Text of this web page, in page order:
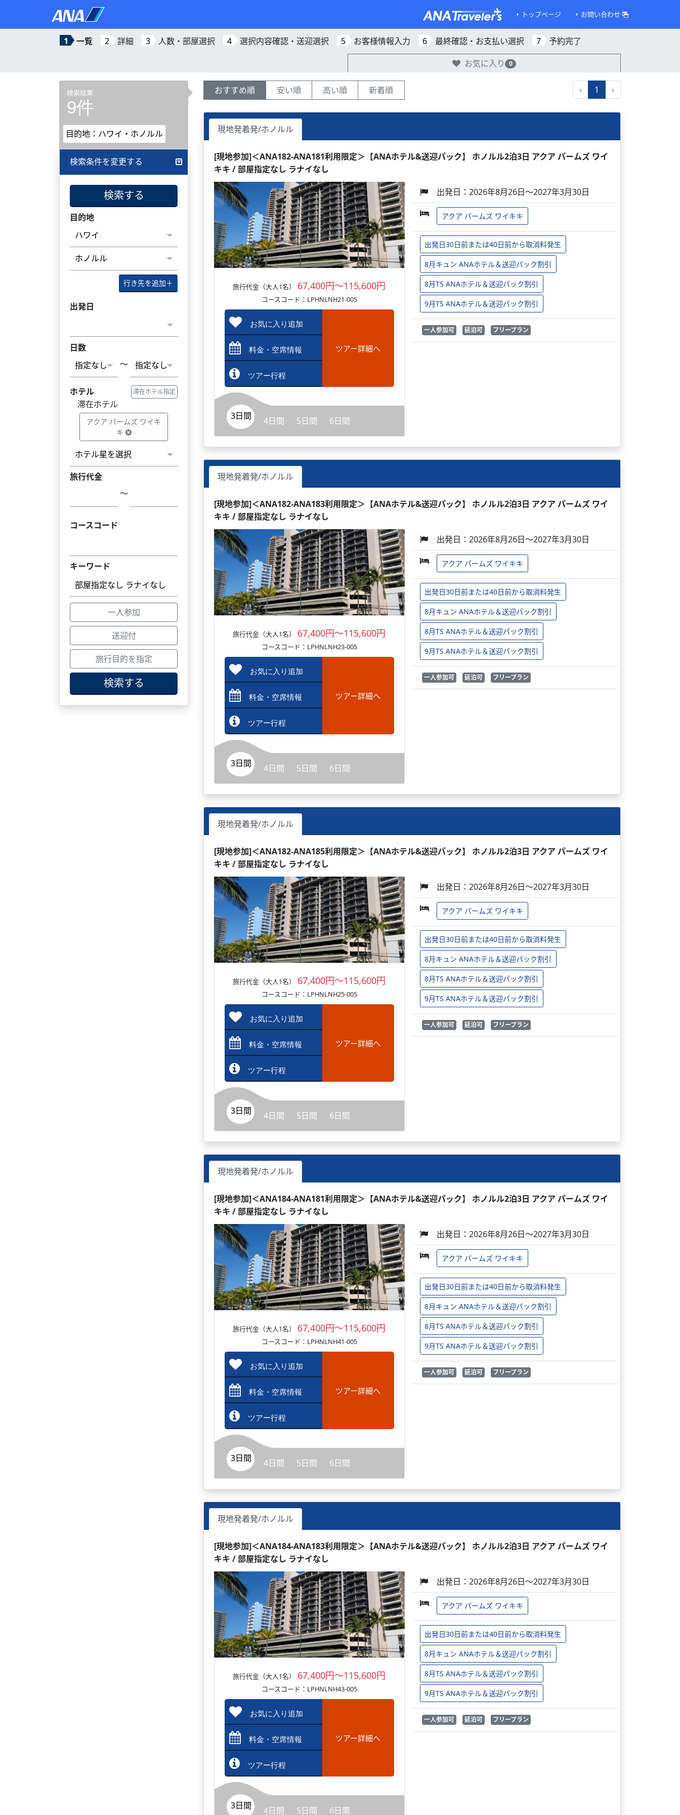
トップページ お問い合わせ
1 一覧 2 詳細 3 人数・部屋選択 4 選択内容確認・送迎選択 5 お客様情報入力 6 最終確認・お支払い選択 7
予約完了
お気に入り
0
検索結果
9件
目的地：ハワイ・ホノルル
検索条件を変更する
検索する
目的地
行き先を追加＋
出発日
日数
～
ホテル 滞在ホテル指定
滞在ホテル
アクア パームズ ワイキ
キ
旅行代金
～
コースコード
キーワード
一人参加
送迎付
旅行目的を指定
検索する
おすすめ順 安い順 高い順 新着順 ‹ 1 ›
現地発着発/ホノルル
[現地参加]＜ANA182-ANA181利用限定＞【ANAホテル&送迎パック】 ホノルル2泊3日 アクア パームズ ワイ
キキ / 部屋指定なし ラナイなし
旅行代金（大人1名） 67,400円～115,600円
コースコード：LPHNLNH21-005
お気に入り追加
料金・空席情報
ツアー行程
ツアー詳細へ
3日間 4日間 5日間 6日間
出発日：2026年8月26日～2027年3月30日
アクア パームズ ワイキキ
出発日30日前または40日前から取消料発生
8月キュン ANAホテル＆送迎パック割引
8月TS ANAホテル＆送迎パック割引
9月TS ANAホテル＆送迎パック割引
一人参加可 延泊可 フリープラン
現地発着発/ホノルル
[現地参加]＜ANA182-ANA183利用限定＞【ANAホテル&送迎パック】 ホノルル2泊3日 アクア パームズ ワイ
キキ / 部屋指定なし ラナイなし
旅行代金（大人1名） 67,400円～115,600円
コースコード：LPHNLNH23-005
お気に入り追加
料金・空席情報
ツアー行程
ツアー詳細へ
3日間 4日間 5日間 6日間
出発日：2026年8月26日～2027年3月30日
アクア パームズ ワイキキ
出発日30日前または40日前から取消料発生
8月キュン ANAホテル＆送迎パック割引
8月TS ANAホテル＆送迎パック割引
9月TS ANAホテル＆送迎パック割引
一人参加可 延泊可 フリープラン
現地発着発/ホノルル
[現地参加]＜ANA182-ANA185利用限定＞【ANAホテル&送迎パック】 ホノルル2泊3日 アクア パームズ ワイ
キキ / 部屋指定なし ラナイなし
旅行代金（大人1名） 67,400円～115,600円
コースコード：LPHNLNH25-005
お気に入り追加
料金・空席情報
ツアー行程
ツアー詳細へ
3日間 4日間 5日間 6日間
出発日：2026年8月26日～2027年3月30日
アクア パームズ ワイキキ
出発日30日前または40日前から取消料発生
8月キュン ANAホテル＆送迎パック割引
8月TS ANAホテル＆送迎パック割引
9月TS ANAホテル＆送迎パック割引
一人参加可 延泊可 フリープラン
現地発着発/ホノルル
[現地参加]＜ANA184-ANA181利用限定＞【ANAホテル&送迎パック】 ホノルル2泊3日 アクア パームズ ワイ
キキ / 部屋指定なし ラナイなし
旅行代金（大人1名） 67,400円～115,600円
コースコード：LPHNLNH41-005
お気に入り追加
料金・空席情報
ツアー行程
ツアー詳細へ
3日間 4日間 5日間 6日間
出発日：2026年8月26日～2027年3月30日
アクア パームズ ワイキキ
出発日30日前または40日前から取消料発生
8月キュン ANAホテル＆送迎パック割引
8月TS ANAホテル＆送迎パック割引
9月TS ANAホテル＆送迎パック割引
一人参加可 延泊可 フリープラン
現地発着発/ホノルル
[現地参加]＜ANA184-ANA183利用限定＞【ANAホテル&送迎パック】 ホノルル2泊3日 アクア パームズ ワイ
キキ / 部屋指定なし ラナイなし
旅行代金（大人1名） 67,400円～115,600円
コースコード：LPHNLNH43-005
お気に入り追加
料金・空席情報
ツアー行程
ツアー詳細へ
3日間 4日間 5日間 6日間
出発日：2026年8月26日～2027年3月30日
アクア パームズ ワイキキ
出発日30日前または40日前から取消料発生
8月キュン ANAホテル＆送迎パック割引
8月TS ANAホテル＆送迎パック割引
9月TS ANAホテル＆送迎パック割引
一人参加可 延泊可 フリープラン